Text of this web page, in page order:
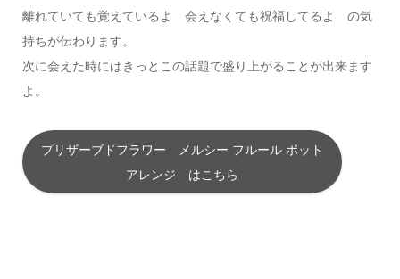
離れていても覚えているよ 会えなくても祝福してるよ の気
持ちが伝わります。
次に会えた時にはきっとこの話題で盛り上がることが出来ます
よ。
プリザーブドフラワー メルシー フルール ポット
アレンジ はこちら